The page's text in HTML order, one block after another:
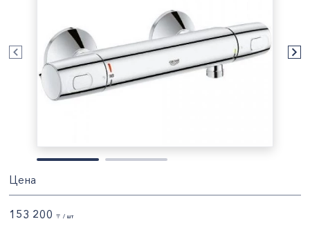
Цена
153 200 〒 / шт